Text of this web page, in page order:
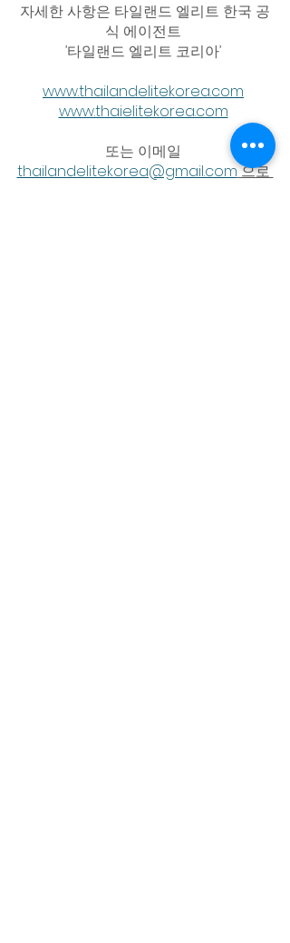
자세한 사항은 타일랜드 엘리트 한국 공
식 에이전트
’타일랜드 엘리트 코리아’
www.thailandelitekorea.com
www.thaielitekorea.com
또는 이메일
thailandelitekorea@gmail.com 으로